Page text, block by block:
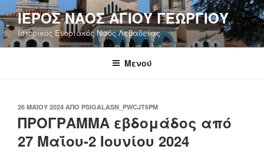
Μετάβαση
στο
περιεχόμενο
ΙΕΡΟΣ ΝΑΟΣ ΑΓΙΟΥ ΓΕΩΡΓΙΟΥ
Ιστορικός Ενοριακός Ναός Λεβαδείας
Μενού
ΔΗΜΟΣΙΕΎΤΗΚΕ
ΣΤΙΣ
26 ΜΑΪ́ΟΥ 2024 ΑΠΌ PSIGALASN_PWCJT6PM
ΠΡΟΓΡΑΜΜΑ εβδομάδος από
27 Μαΐου-2 Ιουνίου 2024